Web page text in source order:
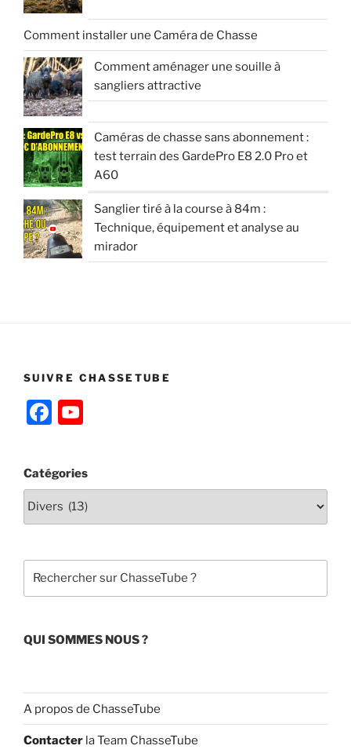
Comment installer une Caméra de Chasse
Comment aménager une souille à
sangliers attractive
Caméras de chasse sans abonnement :
test terrain des GardePro E8 2.0 Pro et
A60
Sanglier tiré à la course à 84m :
Technique, équipement et analyse au
mirador
SUIVRE CHASSETUBE
F
c
e
b
o
k
T
u
e
C
a
n
el
Catégories
QUI SOMMES NOUS ?
A propos de ChasseTube
Contacter la Team ChasseTube